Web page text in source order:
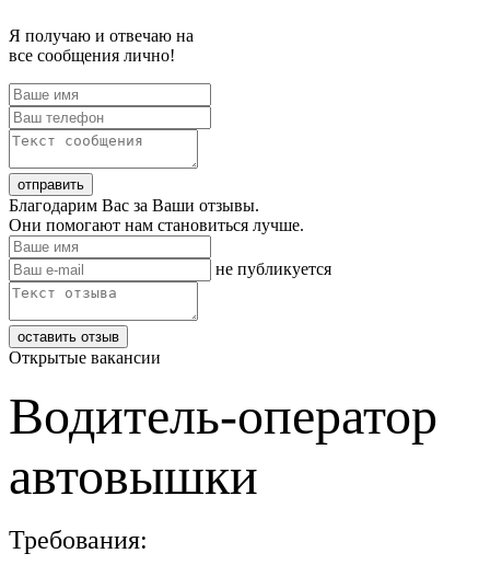
Я получаю и отвечаю на
все сообщения лично!
Благодарим Вас за Ваши отзывы.
Они помогают нам становиться лучше.
не публикуется
Открытые вакансии
Водитель-оператор
автовышки
Требования: